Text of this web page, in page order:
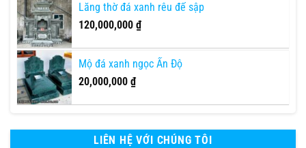
Lăng thờ đá xanh rêu đế sập
120,000,000 ₫
Mộ đá xanh ngọc Ấn Độ
20,000,000 ₫
LIÊN HỆ VỚI CHÚNG TÔI